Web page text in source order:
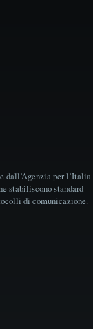
dall’Agenzia per l’Italia
stabiliscono standard
di comunicazione.